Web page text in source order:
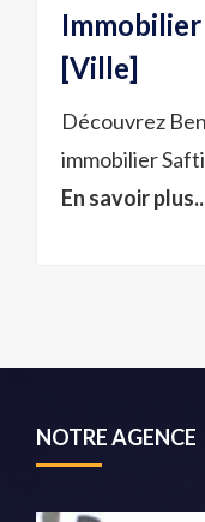
[Ville]
Découvrez
immobilier
En savoir
NOTRE AGENCE